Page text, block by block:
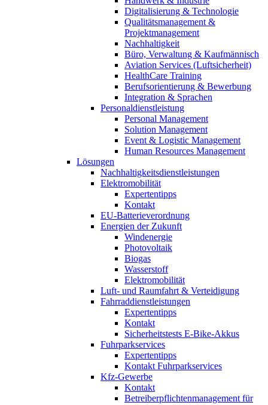
Digitalisierung & Technologie
Qualitätsmanagement &
Projektmanagement
Nachhaltigkeit
Büro, Verwaltung & Kaufmännisch
Aviation Services (Luftsicherheit)
HealthCare Training
Berufsorientierung & Bewerbung
Integration & Sprachen
Personaldienstleistung
Personal Management
Solution Management
Event & Logistic Management
Human Resources Management
Lösungen
Nachhaltigkeitsdienstleistungen
Elektromobilität
Expertentipps
Kontakt
EU-Batterieverordnung
Energien der Zukunft
Windenergie
Photovoltaik
Biogas
Wasserstoff
Elektromobilität
Luft- und Raumfahrt & Verteidigung
Fahrraddienstleistungen
Expertentipps
Kontakt
Sicherheitstests E-Bike-Akkus
Fuhrparkservices
Expertentipps
Kontakt Fuhrparkservices
Kfz-Gewerbe
Kontakt
Betreiberpflichtenmanagement für